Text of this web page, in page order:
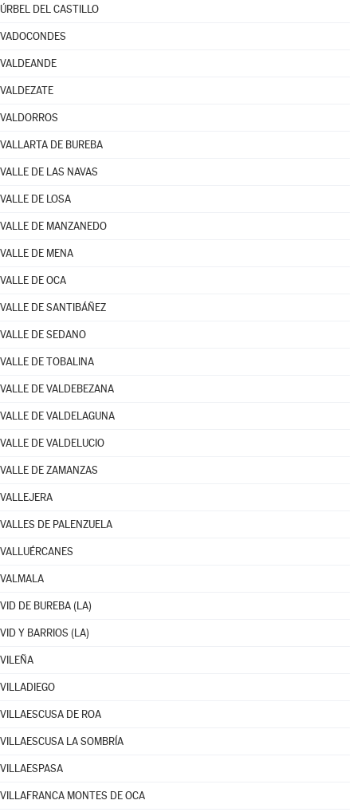
ÚRBEL DEL CASTILLO
VADOCONDES
VALDEANDE
VALDEZATE
VALDORROS
VALLARTA DE BUREBA
VALLE DE LAS NAVAS
VALLE DE LOSA
VALLE DE MANZANEDO
VALLE DE MENA
VALLE DE OCA
VALLE DE SANTIBÁÑEZ
VALLE DE SEDANO
VALLE DE TOBALINA
VALLE DE VALDEBEZANA
VALLE DE VALDELAGUNA
VALLE DE VALDELUCIO
VALLE DE ZAMANZAS
VALLEJERA
VALLES DE PALENZUELA
VALLUÉRCANES
VALMALA
VID DE BUREBA (LA)
VID Y BARRIOS (LA)
VILEÑA
VILLADIEGO
VILLAESCUSA DE ROA
VILLAESCUSA LA SOMBRÍA
VILLAESPASA
VILLAFRANCA MONTES DE OCA